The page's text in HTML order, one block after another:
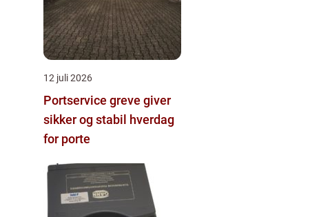
12 juli 2026
Portservice greve giver
sikker og stabil hverdag
for porte